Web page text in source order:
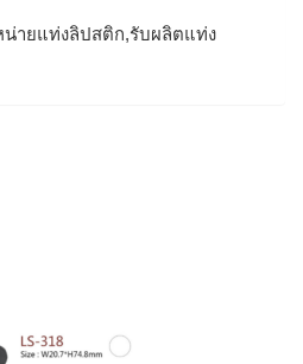
น่ายแท่งลิปสติก,รับผลิตแท่ง